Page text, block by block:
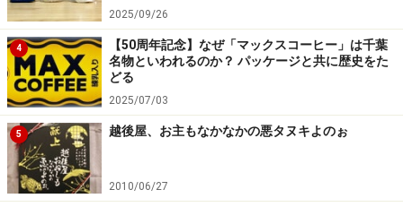
2025/09/26
4
【50周年記念】なぜ「マックスコーヒー」は千葉
名物といわれるのか？ パッケージと共に歴史をた
どる
2025/07/03
5 越後屋、お主もなかなかの悪タヌキよのぉ
2010/06/27